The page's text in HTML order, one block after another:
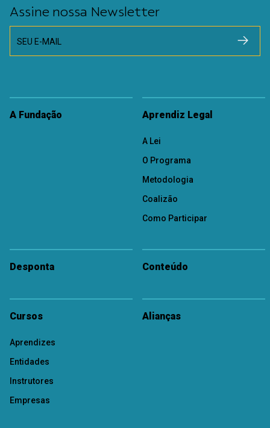
Assine nossa Newsletter
SEU E-MAIL
A Fundação Aprendiz Legal
A Lei
O Programa
Metodologia
Coalizão
Como Participar
Desponta Conteúdo
Cursos
Aprendizes
Entidades
Instrutores
Empresas
Alianças